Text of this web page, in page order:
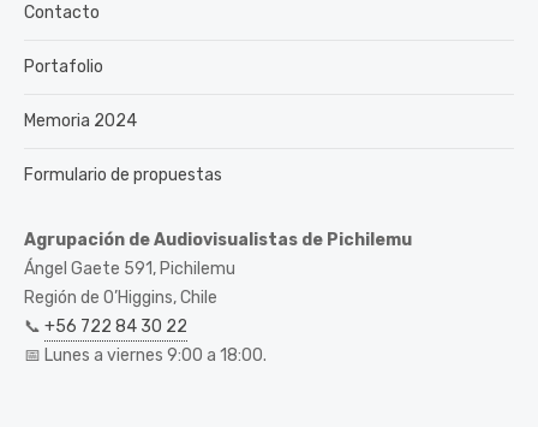
Contacto
Portafolio
Memoria 2024
Formulario de propuestas
Agrupación de Audiovisualistas de Pichilemu
Ángel Gaete 591, Pichilemu
Región de O’Higgins, Chile
📞 +56 722 84 30 22
📅 Lunes a viernes 9:00 a 18:00.